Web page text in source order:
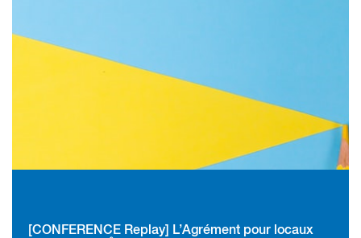
[CONFÉRENCE Replay] L’Agrément pour locaux